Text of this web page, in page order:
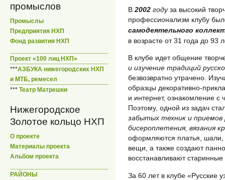
промыслов
Промыслы
Предприятия НХП
Фонд развития НХП
Проект «100 лиц НХП»
***АЗБУКА нижегородских НХП
и МТБ, ремесел
*** Театр Матрешки
Нижегородское
Золотое кольцо НХП
О проекте
Материалы проекта
Альбом проекта
РАЙОНЫ
В 2002 годуза высокий
профессионализм клубу
самодеятельного
в возрасте от 31 года до 93
В клубе идет общение
и изучение традиций
безвозвратно утрачено.
образцы декоративно-
и интернет, ознакомление с
Поэтому, одной из задач
забытых техник и приемов
бисероплетения, вязания
оформляются платья, шали,
вещи, а также создают
восстанавливают
За 60 лет в клубе «Русские